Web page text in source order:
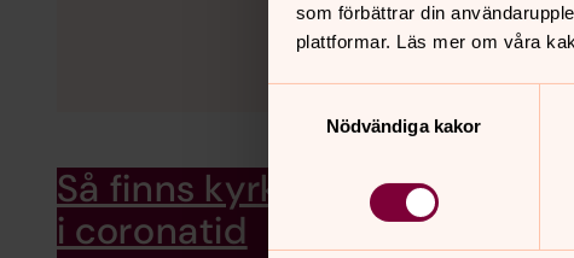
som förbättrar din
plattformar. Läs mer om våra
Nödvändiga kakor
Så finns kyrkan för dig
i coronatid
Här kan
kan